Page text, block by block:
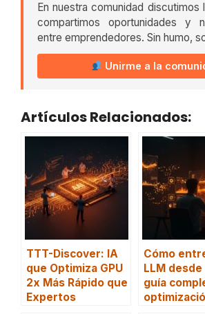
En nuestra comunidad discutimos
compartimos oportunidades y
entre emprendedores. Sin humo,
Unirme a la
Artículos Relacionados:
TTT-Discover: IA
que Optimiza GPU
2x Más Rápido que
Expertos
Cómo
LLM
guía